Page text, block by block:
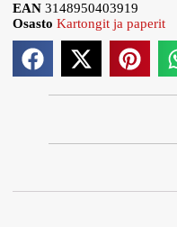
EAN3148950403919
Osasto Kartongit ja paperit